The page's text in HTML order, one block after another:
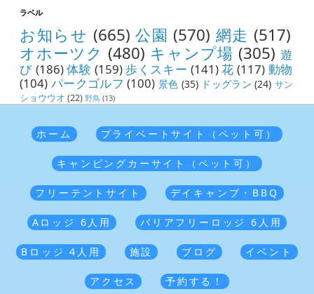
ラベル
お知らせ (665) 公園 (570) 網走 (517)
オホーツク (480) キャンプ場 (305) 遊
び (186)体験 (159)歩くスキー (141)花 (117) 動物
(104) パークゴルフ (100) 景色 (35) ドッグラン (24) サン
ショウウオ (22) 野鳥 (13)
ホーム プライベートサイト（ペット可）
キャンピングカーサイト（ペット可）
フリーテントサイト デイキャンプ・BBQ
Aロッジ 6人用 バリアフリーロッジ 6人用
Bロッジ 4人用 施設 ブログ イベント
アクセス 予約する！